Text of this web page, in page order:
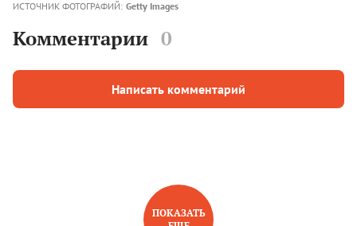
ИСТОЧНИК ФОТОГРАФИЙ: Getty Images
Комментарии 0
Написать комментарий
ПОКАЗАТЬ